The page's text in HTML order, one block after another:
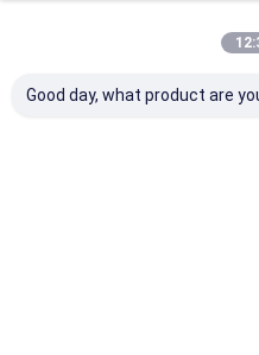
Good day, what product are